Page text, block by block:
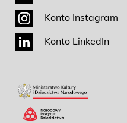
Konto Instagram
Konto LinkedIn